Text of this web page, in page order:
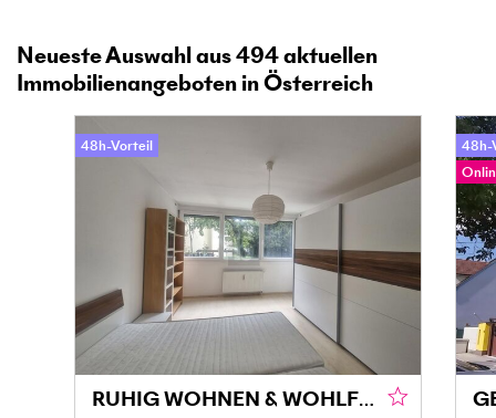
Neueste Auswahl aus494aktuellen
Immobilienangeboten in Österreich
48h-Vorteil
RUHIG WOHNEN & WOHLFÜHLEN MIT BALKON IN DER MARIATROSTERSTRASSE
48h-